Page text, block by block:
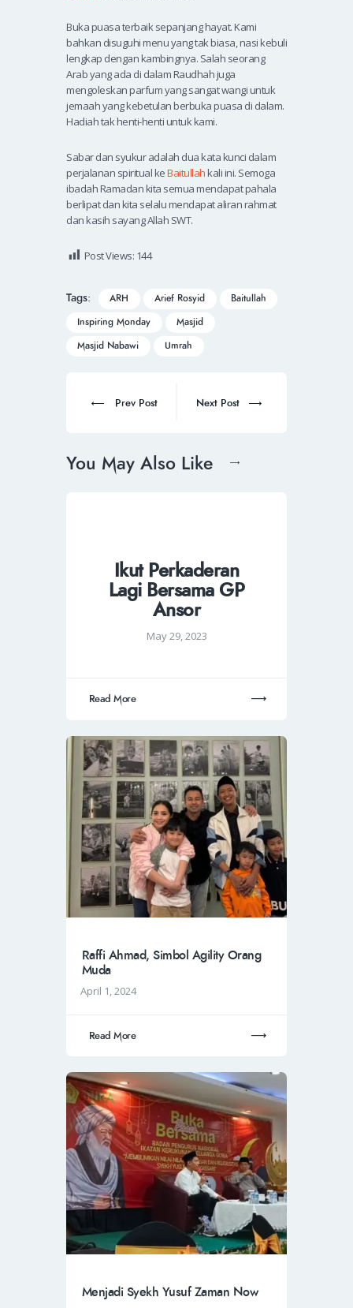
Buka puasa terbaik sepanjang hayat. Kami
bahkan disuguhi menu yang tak biasa, nasi kebuli
lengkap dengan kambingnya. Salah seorang
Arab yang ada di dalam Raudhah juga
mengoleskan parfum yang sangat wangi untuk
jemaah yang kebetulan berbuka puasa di dalam.
Hadiah tak henti-henti untuk kami.
Sabar dan syukur adalah dua kata kunci dalam
perjalanan spiritual keBaitullahkali ini. Semoga
ibadah Ramadan kita semua mendapat pahala
berlipat dan kita selalu mendapat aliran rahmat
dan kasih sayang Allah SWT.
Post Views: 144
Tags: ARH Arief Rosyid
Baitullah
Inspiring Monday
Masjid
Masjid Nabawi
Umrah
Prev Post Next Post
You May Also Like
Ikut Perkaderan
Lagi Bersama GP
Ansor
May 29, 2023
Read More
Raffi Ahmad, Simbol Agility Orang
Muda
April 1, 2024
Read More
Menjadi Syekh Yusuf Zaman Now